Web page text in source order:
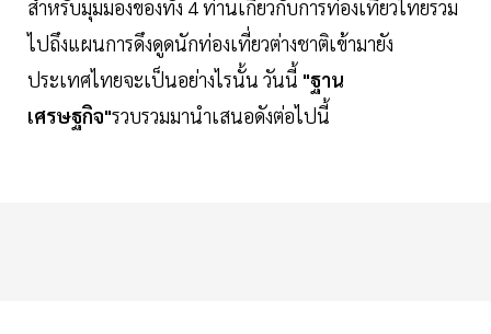
สำหรับมุมมองของทั้ง 4 ท่านเกี่ยวกับการท่องเที่ยวไทยรวม
ไปถึงแผนการดึงดูดนักท่องเที่ยวต่างชาติเข้ามายัง
ประเทศไทยจะเป็นอย่างไรนั้น วันนี้ "ฐาน
เศรษฐกิจ"รวบรวมมานำเสนอดังต่อไปนี้